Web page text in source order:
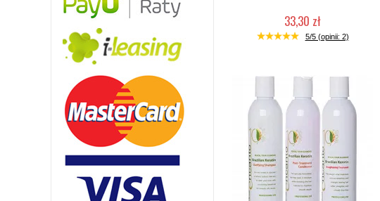
33,30 zł
Mała ilość (wysyłka w 24h)
5/5 (opinii: 2)